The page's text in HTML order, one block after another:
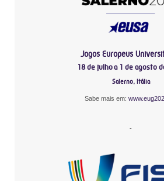
Jogos Europeus
18 de julho a 1 de agosto
Salerno, Itália
Sabe mais em:
-